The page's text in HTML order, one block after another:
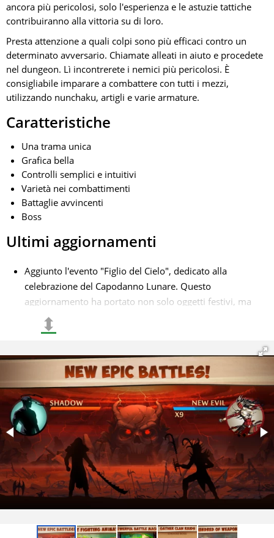
ancora più pericolosi, solo l'esperienza e le astuzie tattiche
contribuiranno alla vittoria su di loro.
Presta attenzione a quali colpi sono più efficaci contro un
determinato avversario. Chiamate alleati in aiuto e procedete
nel dungeon. Lì incontrerete i nemici più pericolosi. È
consigliabile imparare a combattere con tutti i mezzi,
utilizzando nunchaku, artigli e varie armature.
Caratteristiche
Una trama unica
Grafica bella
Controlli semplici e intuitivi
Varietà nei combattimenti
Battaglie avvincenti
Boss
Ultimi aggiornamenti
Aggiunto l'evento "Figlio del Cielo", dedicato alla
celebrazione del Capodanno Lunare. Questo
aggiornamento ha portato non solo oggetti festivi, ma
ha anche introdotto un nuovo personaggio misterioso
nel Mondo Sotterraneo
con l'introduzione del sistema di raid-boss a livelli,
sfidando le proprie abilità contro temibili avversari.
Questo è stato completato dall'aggiunta di elisir speciali,
come "Energia Esplosiva", che offrivano significativi
potenziamenti
Sono stati ripristinati gli eventi stagionali preferiti, come
Halloween e Natale, ognuno dei quali era accompagnato
da set unici come Grim Crow e Candy. Questi eventi non
riguardavano solo l'aspetto; hanno introdotto nuove
meccaniche di gioco e trame insolite.
⬍